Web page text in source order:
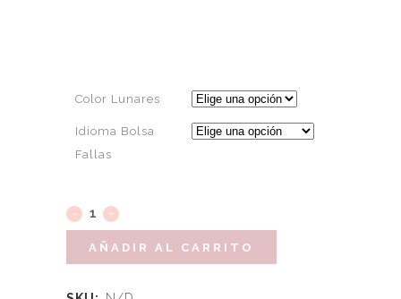
Color Lunares
Idioma Bolsa
Fallas
AÑADIR AL CARRITO